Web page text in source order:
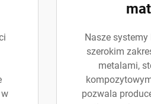
Nasze
szerokim
metalami,
pozwala